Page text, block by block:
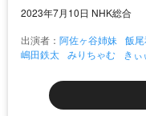
2023年7月10日 NHK総合
出演者： 阿佐ヶ谷姉妹 飯
嶋田鉄太 みりちゃむ き